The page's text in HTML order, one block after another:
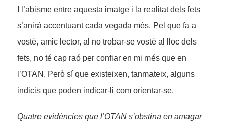
I l’abisme entre aquesta imatge i la realitat dels fets
s’anirà accentuant cada vegada més. Pel que fa a
vostè, amic lector, al no trobar-se vostè al lloc dels
fets, no té cap raó per confiar en mi més que en
l’OTAN. Però sí que existeixen, tanmateix, alguns
indicis que poden indicar-li com orientar-se.
Quatre evidències que l’OTAN s’obstina en amagar